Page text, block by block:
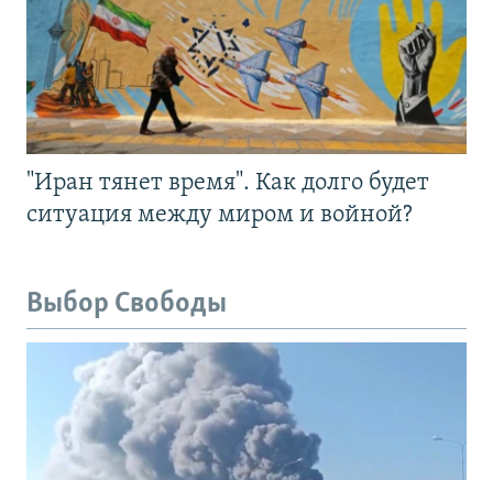
"Иран тянет время". Как долго будет
ситуация между миром и войной?
Выбор Свободы